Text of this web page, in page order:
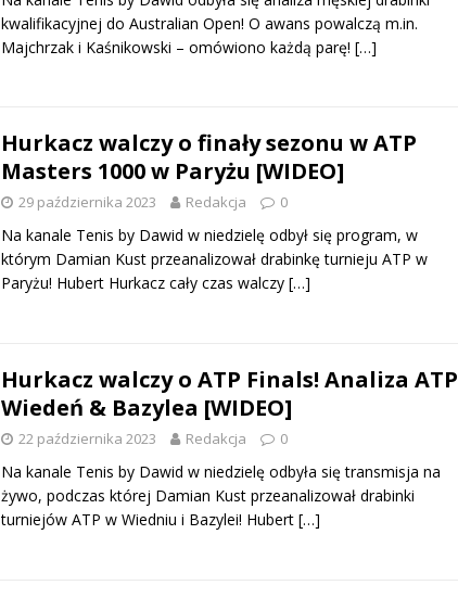
kwalifikacyjnej do Australian Open! O awans powalczą m.in.
Majchrzak i Kaśnikowski – omówiono każdą parę! […]
Hurkacz walczy o finały sezonu w ATP
Masters 1000 w Paryżu [WIDEO]
29 października 2023 Redakcja 0
Na kanale Tenis by Dawid w niedzielę odbył się program, w
którym Damian Kust przeanalizował drabinkę turnieju ATP w
Paryżu! Hubert Hurkacz cały czas walczy […]
Hurkacz walczy o ATP Finals! Analiza ATP
Wiedeń & Bazylea [WIDEO]
22 października 2023 Redakcja 0
Na kanale Tenis by Dawid w niedzielę odbyła się transmisja na
żywo, podczas której Damian Kust przeanalizował drabinki
turniejów ATP w Wiedniu i Bazylei! Hubert […]